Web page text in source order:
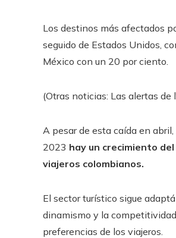
Los destinos más afectados
seguido de Estados Unidos,
México con un 20 por ciento.
(Otras noticias: Las alertas
A pesar de esta caída en
2023 hay un crecimiento
viajeros colombianos.
El sector turístico sigue
dinamismo y la
preferencias de los viajeros.